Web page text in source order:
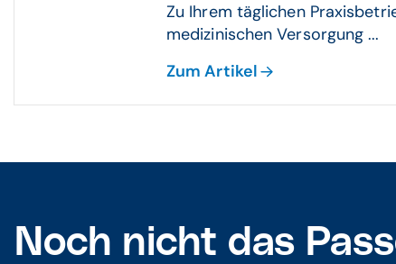
Zu Ihrem täglichen
medizinischen Versorgung ...
Zum Artikel
Noch nicht das